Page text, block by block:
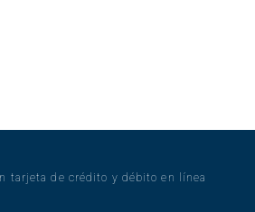
tarjeta de crédito y débito en línea